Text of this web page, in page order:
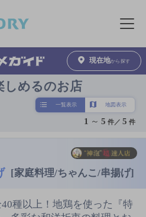
メニュ
現在地から探す
しめるのお店
一覧表示 地図表示
1 ～ 5 件／5 件
[家庭料理/ちゃんこ/串揚げ]
種以上！地鶏を使った『特